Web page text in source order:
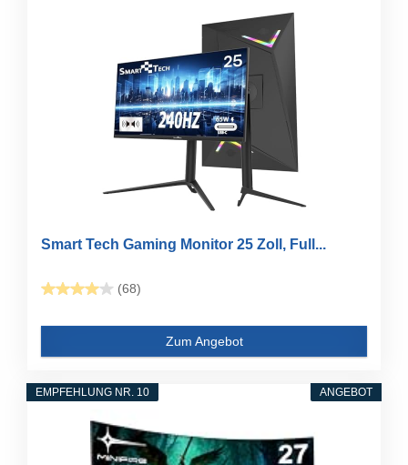
Smart Tech Gaming Monitor 25 Zoll, Full...
(68)
Zum Angebot
ANGEBOT
EMPFEHLUNG NR. 10